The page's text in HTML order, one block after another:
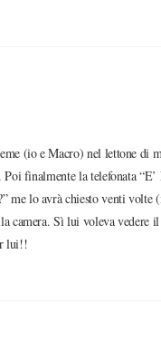
(io e Macro) nel lettone di
Poi finalmente la telefonata
me lo avrà chiesto venti
camera. Sì lui voleva
lui!!